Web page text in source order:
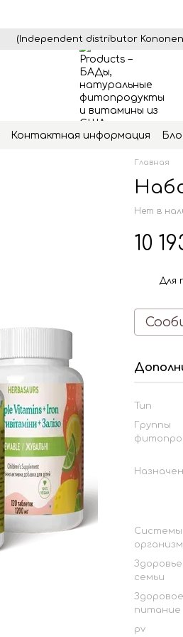
(Independent distributor
Контактная информация
Главная
Нет в
10
Для
Тип
Группы
Системы
семьи
Здоровое
питание
pv